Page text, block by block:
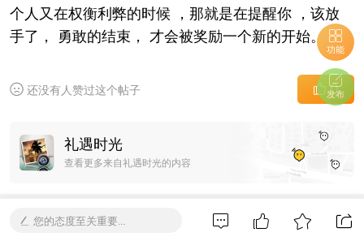
个人又在权衡利弊的时候 ，那就是在提醒你 ，该放
手了， 勇敢的结束， 才会被奖励一个新的开始。
还没有人赞过这个帖子 0
礼遇时光
查看更多来自礼遇时光的内容
全部回复 0 全部 倒序
您的态度至关重要...
功能
发布